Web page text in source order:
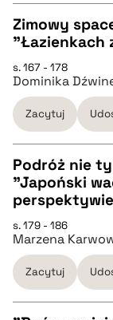
BIBTEX
pobierz cytat
BIBTEX
pobierz cytat
Zimowy
"Łazienkach
s. 167 - 178
Dominika
Zacytuj
CZYSTY TEKST
pobierz cytat
BIBTEX
Podróż nie
"Japoński
s. 179 - 186
Marzena
Zacytuj